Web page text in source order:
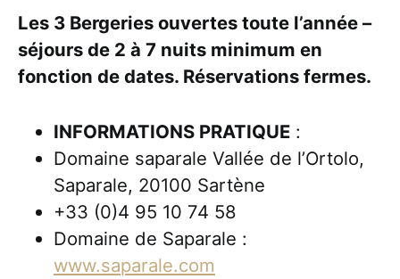
Les 3 Bergeries ouvertes toute l’année –
séjours de 2 à 7 nuits minimum en
fonction de dates. Réservations fermes.
INFORMATIONS PRATIQUE :
Domaine saparale Vallée de l’Ortolo,
Saparale, 20100 Sartène
+33 (0)4 95 10 74 58
Domaine de Saparale :
www.saparale.com